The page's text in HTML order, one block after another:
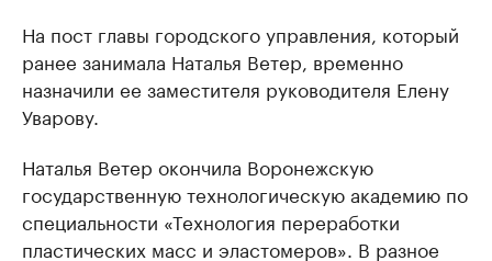
На пост главы городского управления, который
ранее занимала Наталья Ветер, временно
назначили ее заместителя руководителя Елену
Уварову.
Наталья Ветер окончила Воронежскую
государственную технологическую академию по
специальности «Технология переработки
пластических масс и эластомеров». В разное